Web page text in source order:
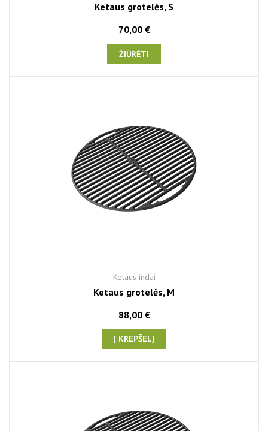
Ketaus grotelės, S
70,00 €
ŽIŪRĖTI
Ketaus indai
Ketaus grotelės, M
88,00 €
Į KREPŠELĮ